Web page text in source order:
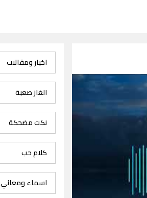
اخبار ومقالات
الغاز صعبة
نكت مضحكة
كلام حب
اسماء ومعاني